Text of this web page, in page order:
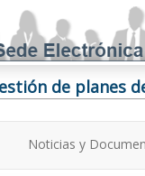
de planes
Noticias y